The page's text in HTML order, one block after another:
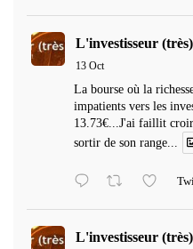
L'investisseur
13 Oct
La bourse où la
impatients vers les
13.73€...J'ai faillit
sortir de son range...
L'investisseur